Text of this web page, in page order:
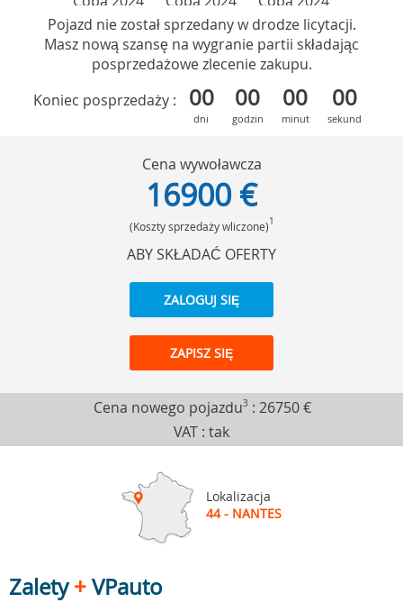
Pojazd nie został sprzedany w drodze licytacji.
Masz nową szansę na wygranie partii składając
posprzedażowe zlecenie zakupu.
Koniec posprzedaży :
00
dni
00
godzin
00
minut
00
sekund
Cena wywoławcza
16900 €
(Koszty sprzedaży wliczone)1
ABY SKŁADAĆ OFERTY
ZALOGUJ SIĘ
ZAPISZ SIĘ
Cena nowego pojazdu3 :26750 €
VAT : tak
Lokalizacja
44 - NANTES
Zalety+VPauto